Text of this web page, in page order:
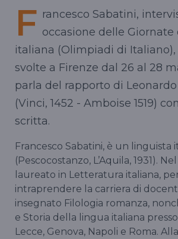
F rancesco Sabatini,
occasione delle
italiana (Olimpiadi di Italiano),
svolte a Firenze dal 26 al 28
parla del rapporto di
(Vinci, 1452 - Amboise 1519)
scritta.
Francesco Sabatini, è un linguista
(Pescocostanzo, L’Aquila, 1931). Nel
laureato in Letteratura italiana,
intraprendere la carriera di
insegnato Filologia romanza,
e Storia della lingua italiana
Lecce, Genova, Napoli e Roma.